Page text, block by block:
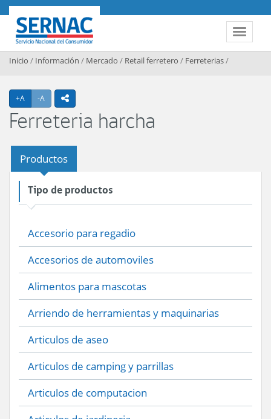
Contenido principal
Toggle
SERNAC
Inicio / Información / Mercado / Retail ferretero / Ferreterias/
+A Agrandar texto
-A Achicar textoicono compartir
Ferreteria harcha
Productos
Tipo de productos
Accesorio para regadio
Accesorios de automoviles
Alimentos para mascotas
Arriendo de herramientas y maquinarias
Articulos de aseo
Articulos de camping y parrillas
Articulos de computacion